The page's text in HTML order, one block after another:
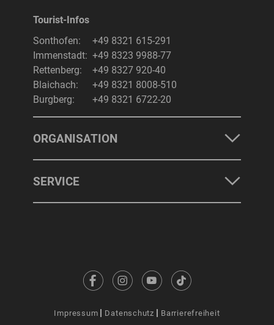
Tourist-Infos
Sonthofen:
+49 8321 615-291
Immenstadt: +49 8323 9988-77
Rettenberg:
+49 8327 920-40
Blaichach:
+49 8321 8008-510
Burgberg:
+49 8321 6722-20
ORGANISATION
SERVICE
Impressum Datenschutz Barrierefreiheit